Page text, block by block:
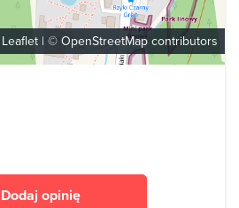
Leaflet | © OpenStreetMap contributors
Dodaj opinię